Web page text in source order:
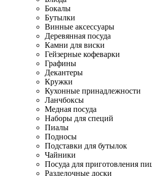
Бокалы
Бутылки
Винные аксессуары
Деревянная посуда
Камни для виски
Гейзерные кофеварки
Графины
Декантеры
Кружки
Кухонные принадлежности
Ланчбоксы
Медная посуда
Наборы для специй
Пиалы
Подносы
Подставки для бутылок
Чайники
Посуда для приготовления
Разделочные доски